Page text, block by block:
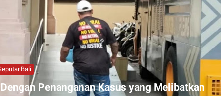
Bali
Penanganan Kasus yang Melibatkan